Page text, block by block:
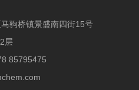
驹桥镇景盛南四街15号
层
85795475